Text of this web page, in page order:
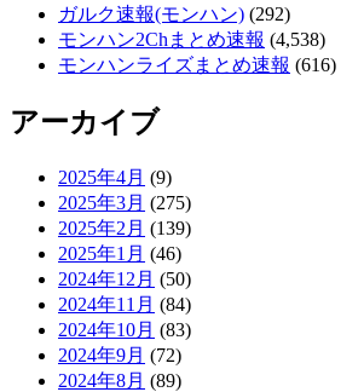
ガルク速報(モンハン) (292)
モンハン2Chまとめ速報 (4,538)
モンハンライズまとめ速報 (616)
アーカイブ
2025年4月 (9)
2025年3月 (275)
2025年2月 (139)
2025年1月 (46)
2024年12月 (50)
2024年11月 (84)
2024年10月 (83)
2024年9月 (72)
2024年8月 (89)